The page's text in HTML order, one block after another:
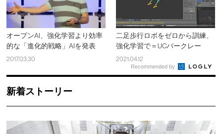
オープンAI、強化学習より効率
的な「進化的戦略」AIを発表
2017.03.30
二足歩行ロボをゼロから訓練、
強化学習で＝UCバークレー
2021.04.12
Recommended by
新着ストーリー